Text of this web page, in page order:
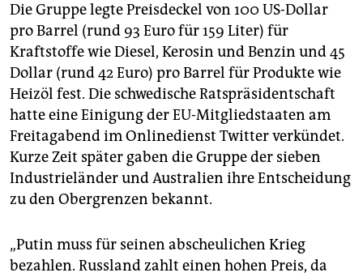
Die Gruppe legte Preisdeckel von 100 US-Dollar
pro Barrel (rund 93 Euro für 159 Liter) für
Kraftstoffe wie Diesel, Kerosin und Benzin und 45
Dollar (rund 42 Euro) pro Barrel für Produkte wie
Heizöl fest. Die schwedische Ratspräsidentschaft
hatte eine Einigung der EU-Mitgliedstaaten am
Freitagabend im Onlinedienst Twitter verkündet.
Kurze Zeit später gaben die Gruppe der sieben
Industrieländer und Australien ihre Entscheidung
zu den Obergrenzen bekannt.
„Putin muss für seinen abscheulichen Krieg
bezahlen. Russland zahlt einen hohen Preis, da